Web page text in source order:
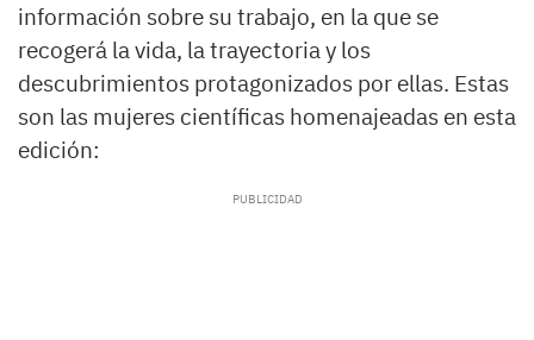
información sobre su trabajo, en la que se
recogerá la vida, la trayectoria y los
descubrimientos protagonizados por ellas. Estas
son las mujeres científicas homenajeadas en esta
edición: